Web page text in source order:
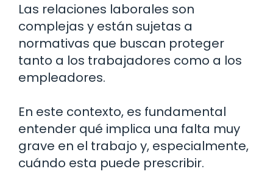
Las relaciones laborales son
complejas y están sujetas a
normativas que buscan proteger
tanto a los trabajadores como a los
empleadores.
En este contexto, es fundamental
entender qué implica una falta muy
grave en el trabajo y, especialmente,
cuándo esta puede prescribir.